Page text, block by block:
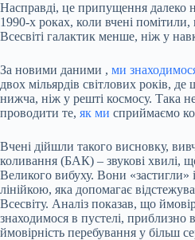
Насправді, це припущення
1990-х роках, коли вчені
Всесвіті галактик менше, ніж у
За новими даними , ми
двох мільярдів світлових років, де
нижча, ніж у решті космосу. Така
проводити те, як ми сприймаємо
Вчені дійшли такого висновку,
коливання (БАК) – звукові хвилі,
Великого вибуху. Вони «застигли»
лінійкою, яка допомагає
Всесвіту. Аналіз показав, що
знаходимося в пустелі, приблизно
ймовірність перебування у більш